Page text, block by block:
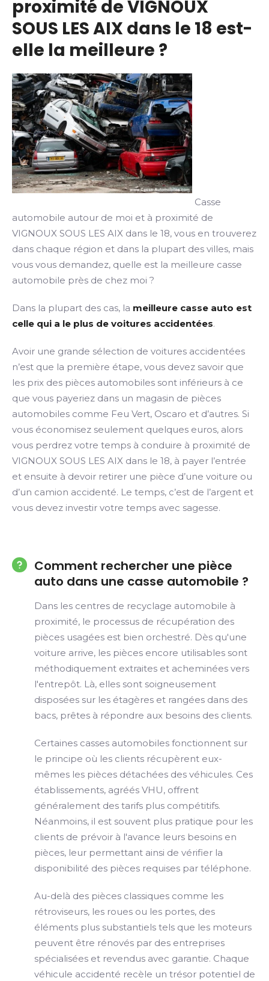
proximité de VIGNOUX
SOUS LES AIX dans le 18 est-
elle la meilleure ?
Casse
automobile autour de moi et à proximité de
VIGNOUX SOUS LES AIX dans le 18, vous en trouverez
dans chaque région et dans la plupart des villes, mais
vous vous demandez, quelle est la meilleure casse
automobile près de chez moi ?
Dans la plupart des cas, la meilleure casse auto est
celle qui a le plus de voitures accidentées.
Avoir une grande sélection de voitures accidentées
n’est que la première étape, vous devez savoir que
les prix des pièces automobiles sont inférieurs à ce
que vous payeriez dans un magasin de pièces
automobiles comme Feu Vert, Oscaro et d’autres. Si
vous économisez seulement quelques euros, alors
vous perdrez votre temps à conduire à proximité de
VIGNOUX SOUS LES AIX dans le 18, à payer l’entrée
et ensuite à devoir retirer une pièce d’une voiture ou
d’un camion accidenté. Le temps, c’est de l’argent et
vous devez investir votre temps avec sagesse.
Comment rechercher une pièce
auto dans une casse automobile ?
Dans les centres de recyclage automobile à
proximité, le processus de récupération des
pièces usagées est bien orchestré. Dès qu'une
voiture arrive, les pièces encore utilisables sont
méthodiquement extraites et acheminées vers
l'entrepôt. Là, elles sont soigneusement
disposées sur les étagères et rangées dans des
bacs, prêtes à répondre aux besoins des clients.
Certaines casses automobiles fonctionnent sur
le principe où les clients récupèrent eux-
mêmes les pièces détachées des véhicules. Ces
établissements, agréés VHU, offrent
généralement des tarifs plus compétitifs.
Néanmoins, il est souvent plus pratique pour les
clients de prévoir à l'avance leurs besoins en
pièces, leur permettant ainsi de vérifier la
disponibilité des pièces requises par téléphone.
Au-delà des pièces classiques comme les
rétroviseurs, les roues ou les portes, des
éléments plus substantiels tels que les moteurs
peuvent être rénovés par des entreprises
spécialisées et revendus avec garantie. Chaque
véhicule accidenté recèle un trésor potentiel de